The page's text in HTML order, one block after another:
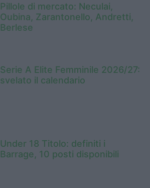
Pillole di mercato: Neculai,
Oubina, Zarantonello, Andretti,
Berlese
Serie A Elite Femminile 2026/27:
svelato il calendario
Under 18 Titolo: definiti i
Barrage, 10 posti disponibili